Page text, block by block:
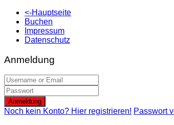
<-Hauptseite
Buchen
Impressum
Datenschutz
Anmeldung
Anmeldung
Noch kein Konto? Hier registrieren! Passwort